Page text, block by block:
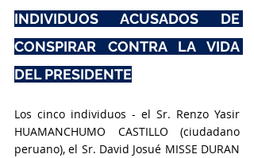
INDIVIDUOS ACUSADOS DE
CONSPIRAR CONTRA LA VIDA
DEL PRESIDENTE
Los cinco individuos - el Sr. Renzo Yasir
HUAMANCHUMO CASTILLO (ciudadano
peruano), el Sr. David Josué MISSE DURAN